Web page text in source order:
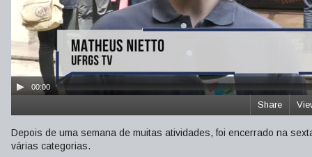
00:00
Share
Depois de uma semana de muitas atividades, foi encerrado na
várias categorias.